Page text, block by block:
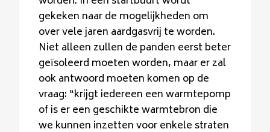
gekeken naar de mogelijkheden om
over vele jaren aardgasvrij te worden.
Niet alleen zullen de panden eerst beter
geïsoleerd moeten worden, maar er zal
ook antwoord moeten komen op de
vraag: “krijgt iedereen een warmtepomp
of is er een geschikte warmtebron die
we kunnen inzetten voor enkele straten